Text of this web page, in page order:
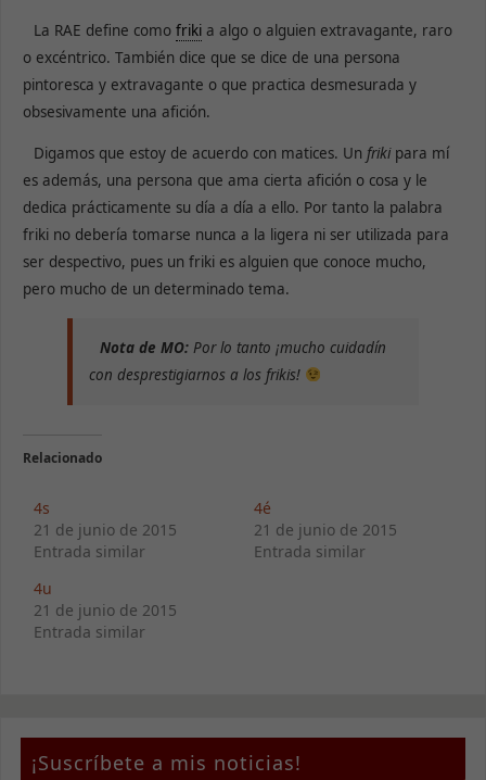
La RAE define comofriki a algo o alguien extravagante, raro
o excéntrico. También dice que se dice de una persona
pintoresca y extravagante o que practica desmesurada y
obsesivamente una afición.
Digamos que estoy de acuerdo con matices. Un frikipara mí
es además, una persona que ama cierta afición o cosa y le
dedica prácticamente su día a día a ello. Por tanto la palabra
friki no debería tomarse nunca a la ligera ni ser utilizada para
ser despectivo, pues un friki es alguien que conoce mucho,
pero mucho de un determinado tema.
Nota de MO:Por lo tanto ¡mucho cuidadín
con desprestigiarnos a los frikis!
Relacionado
4s
21 de junio de 2015
Entrada similar
4é
21 de junio de 2015
Entrada similar
4u
21 de junio de 2015
Entrada similar
¡Suscríbete a mis noticias!